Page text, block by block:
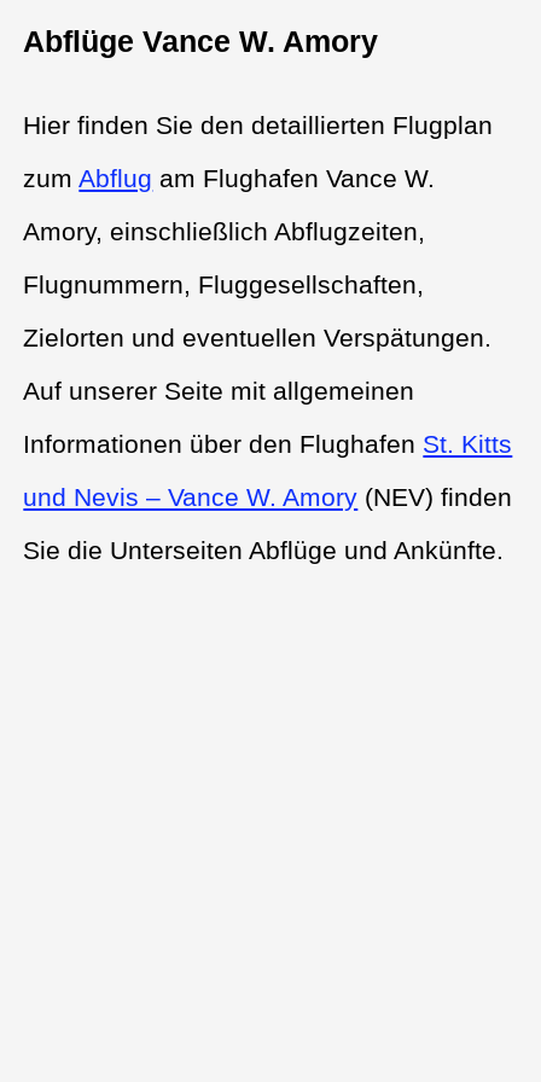
Abflüge Vance W. Amory
Hier finden Sie den detaillierten Flugplan
zumAbflug am Flughafen Vance W.
Amory, einschließlich Abflugzeiten,
Flugnummern, Fluggesellschaften,
Zielorten und eventuellen Verspätungen.
Auf unserer Seite mit allgemeinen
Informationen über den Flughafen St. Kitts
und Nevis – Vance W. Amory (NEV) finden
Sie die Unterseiten Abflüge und Ankünfte.